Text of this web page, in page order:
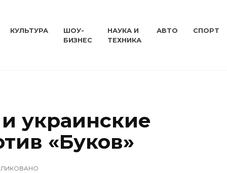
КУЛЬТУРА
ШОУ-
БИЗНЕС
НАУКА И
ТЕХНИКА
АВТО СПОРТ
украинские
«Буков»